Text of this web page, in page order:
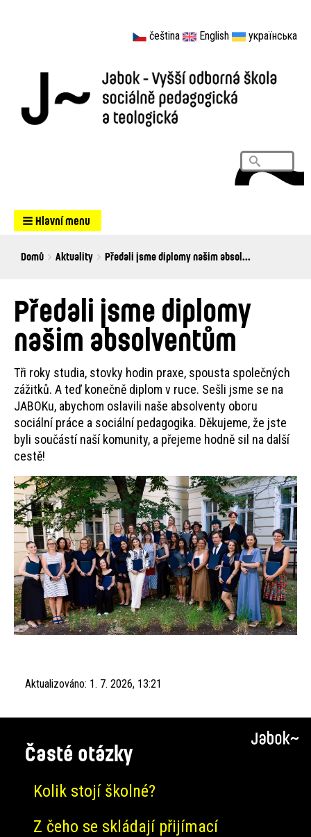
čeština English українська
Search
Hlavní menu
Breadcrumbs
You
Domů Aktuality Předali jsme diplomy našim absol...
Předali jsme diplomy
našim absolventům
Tři roky studia, stovky hodin praxe, spousta společných
zážitků. A teď konečně diplom v ruce. Sešli jsme se na
JABOKu, abychom oslavili naše absolventy oboru
sociální práce a sociální pedagogika. Děkujeme, že jste
byli součástí naší komunity, a přejeme hodně sil na další
cestě!
Aktualizováno: 1. 7. 2026, 13:21
Časté otázky
Kolik stojí školné?
Z čeho se skládají přijímací